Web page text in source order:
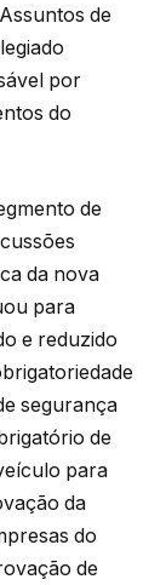
de
por
do
de
da nova
para
e reduzido
segurança
de
para
da
do
de